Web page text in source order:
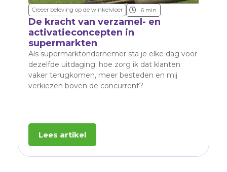
Creëer beleving op de winkelvloer 6 min.
De kracht van verzamel- en
activatieconcepten in
supermarkten
Als supermarktondernemer sta je elke dag voor
dezelfde uitdaging: hoe zorg ik dat klanten
vaker terugkomen, meer besteden en mij
verkiezen boven de concurrent?
Lees artikel